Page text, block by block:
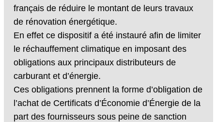
français de réduire le montant de leurs travaux
de rénovation énergétique.
En effet ce dispositif a été instauré afin de limiter
le réchauffement climatique en imposant des
obligations aux principaux distributeurs de
carburant et d’énergie.
Ces obligations prennent la forme d’obligation de
l’achat de Certificats d’Économie d’Énergie de la
part des fournisseurs sous peine de sanction